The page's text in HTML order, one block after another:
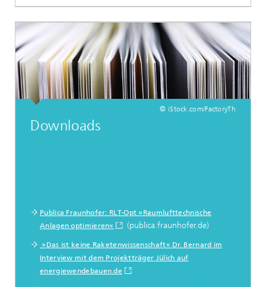
© iStock.com/FactoryTh
Downloads
Publica Fraunhofer: RLT-Opt »Raumlufttechnische
Anlagen optimieren«
(publica.fraunhofer.de)
»Das ist keine Raketenwissenschaft« Dr. Bernard im
Interview mit dem Projektträger Jülich auf
energiewendebauen.de